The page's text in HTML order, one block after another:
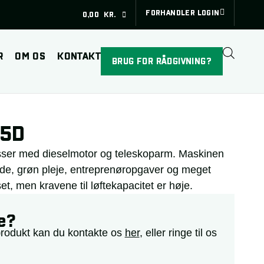
0,00 KR. FORHANDLER LOGIN
OM OS KONTAKT BRUG FOR RÅDGIVNING?
med dieselmotor og teleskoparm. Maskinen
grøn pleje, entreprenøropgaver og meget
men kravene til løftekapacitet er høje.
kan du kontakte os her, eller ringe til os